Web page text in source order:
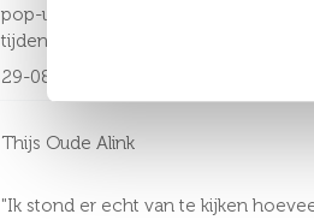
pop-up stopcontact. Ideaal om de
tijdens het borrelen. Echt over
29-08-2024
Thijs Oude Alink
"Ik stond er echt van te kijken